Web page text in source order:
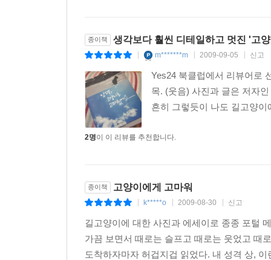
종이책 생각보다 훨씬 디테일하고 멋진 '고
m*******m 2009-09-05 신고
Yes24 북클럽에서 리뷰어로
목. (웃음) 사진과 글은 저자
흔히 그렇듯이 나도 길고양
2명이 이 리뷰를 추천합니다.
종이책 고양이에게 고마워
k*****o 2009-08-30 신고
길고양이에 대한 사진과 에세이로 종종 포털
가끔 보면서 때로는 슬프고 때로는 웃었고 때
도착하자마자 허겁지겁 읽었다. 내 성격 상,